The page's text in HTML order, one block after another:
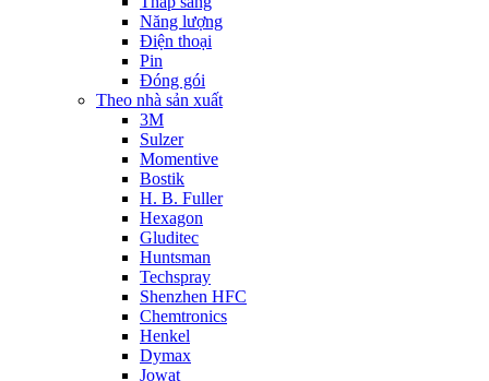
Năng lượng
Điện thoại
Pin
Đóng gói
Theo nhà sản xuất
3M
Sulzer
Momentive
Bostik
H. B. Fuller
Hexagon
Gluditec
Huntsman
Techspray
Shenzhen HFC
Chemtronics
Henkel
Dymax
Jowat